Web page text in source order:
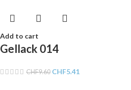
Add to cart
Gellack 014
CHF9.60 CHF5.41